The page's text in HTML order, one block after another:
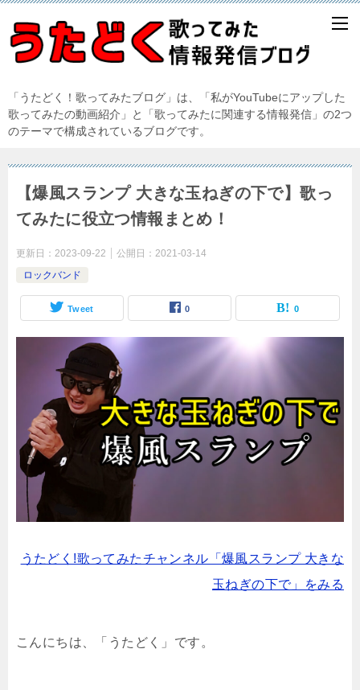
「うたどく！歌ってみたブログ」は、「私がYouTubeにアップした
歌ってみたの動画紹介」と「歌ってみたに関連する情報発信」の2つ
のテーマで構成されているブログです。
【爆風スランプ 大きな玉ねぎの下で】歌っ
てみたに役立つ情報まとめ！
更新日： 2023-09-22 公開日： 2021-03-14
ロックバンド
Tweet 0 0
うたどく!歌ってみたチャンネル「爆風スランプ 大きな
玉ねぎの下で」をみる
こんにちは、「うたどく」です。